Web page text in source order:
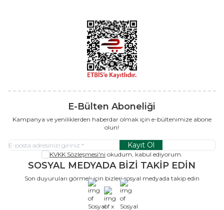
E-Bülten Aboneliği
Kampanya ve yeniliklerden haberdar olmak için e-bültenimize abone
olun!
Kayıt Ol
KVKK Sözleşmesi'ni okudum, kabul ediyorum.
SOSYAL MEDYADA BİZİ TAKİP EDİN
Son duyuruları görmek için bizleri sosyal medyada takip edin
x